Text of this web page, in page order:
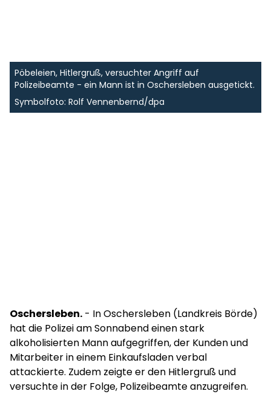
Pöbeleien, Hitlergruß, versuchter Angriff auf
Polizeibeamte - ein Mann ist in Oschersleben ausgetickt.
Symbolfoto: Rolf Vennenbernd/dpa
Oschersleben. - In Oschersleben (Landkreis Börde)
hat die Polizei am Sonnabend einen stark
alkoholisierten Mann aufgegriffen, der Kunden und
Mitarbeiter in einem Einkaufsladen verbal
attackierte. Zudem zeigte er den Hitlergruß und
versuchte in der Folge, Polizeibeamte anzugreifen.